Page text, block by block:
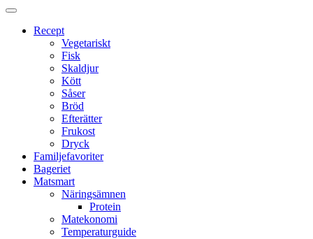
Slå
sökfältRecept
Vegetariskt
Fisk
Skaldjur
Kött
Såser
Bröd
Efterätter
Frukost
Dryck
Familjefavoriter
Bageriet
Matsmart
Näringsämnen
Protein
Matekonomi
Temperaturguide